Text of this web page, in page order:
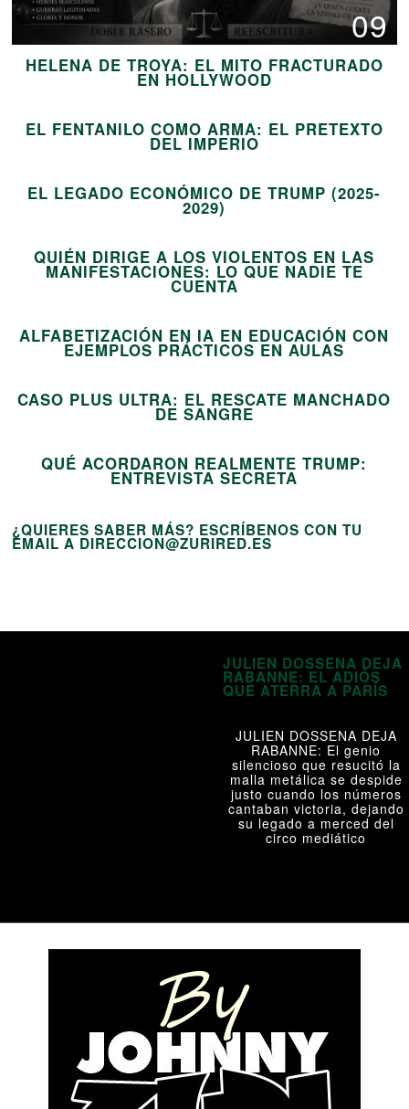
09
HELENA DE TROYA: EL MITO FRACTURADO
EN HOLLYWOOD
EL FENTANILO COMO ARMA: EL PRETEXTO
DEL IMPERIO
EL LEGADO ECONÓMICO DE TRUMP (2025-
2029)
QUIÉN DIRIGE A LOS VIOLENTOS EN LAS
MANIFESTACIONES: LO QUE NADIE TE
CUENTA
ALFABETIZACIÓN EN IA EN EDUCACIÓN CON
EJEMPLOS PRÁCTICOS EN AULAS
CASO PLUS ULTRA: EL RESCATE MANCHADO
DE SANGRE
QUÉ ACORDARON REALMENTE TRUMP:
ENTREVISTA SECRETA
¿QUIERES SABER MÁS? ESCRÍBENOS CON TU
EMAIL A DIRECCION@ZURIRED.ES
JULIEN DOSSENA DEJA
RABANNE: EL ADIÓS
QUE ATERRA A PARÍS
JULIEN DOSSENA DEJA
RABANNE: El genio
silencioso que resucitó la
malla metálica se despide
justo cuando los números
cantaban victoria, dejando
su legado a merced del
circo mediático